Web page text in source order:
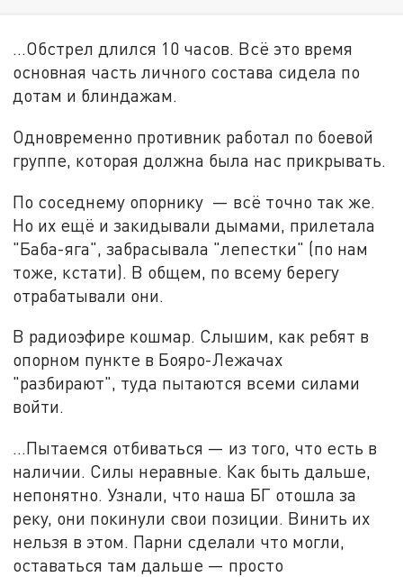
...Обстрел длился 10 часов. Всё это время
основная часть личного состава сидела по
дотам и блиндажам.
Одновременно противник работал по боевой
группе, которая должна была нас прикрывать.
По соседнему опорнику — всё точно так же.
Но их ещё и закидывали дымами, прилетала
"Баба-яга", забрасывала "лепестки" (по нам
тоже, кстати). В общем, по всему берегу
отрабатывали они.
В радиоэфире кошмар. Слышим, как ребят в
опорном пункте в Бояро-Лежачах
"разбирают", туда пытаются всеми силами
войти.
...Пытаемся отбиваться — из того, что есть в
наличии. Силы неравные. Как быть дальше,
непонятно. Узнали, что наша БГ отошла за
реку, они покинули свои позиции. Винить их
нельзя в этом. Парни сделали что могли,
оставаться там дальше — просто